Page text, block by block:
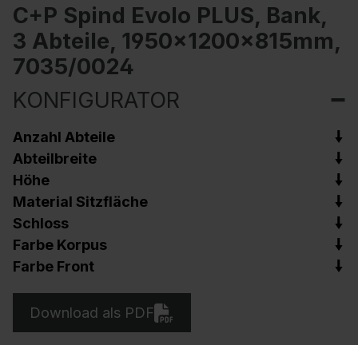
C+P Spind Evolo PLUS, Bank,
3 Abteile, 1950x1200x815mm,
7035/0024
KONFIGURATOR
Anzahl Abteile
Abteilbreite
Höhe
Material Sitzfläche
Schloss
Farbe Korpus
Farbe Front
Download als PDF